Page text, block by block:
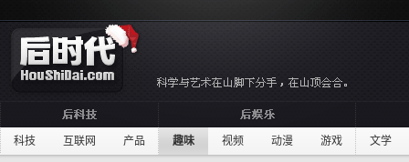
科技 互联网 产品 趣味 视频 动漫 游戏 文学